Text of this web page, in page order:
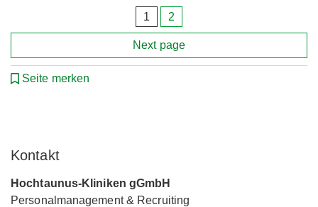
der
1 2
Next page
Seite merken
Kontakt
Hochtaunus-Kliniken gGmbH
Personalmanagement & Recruiting